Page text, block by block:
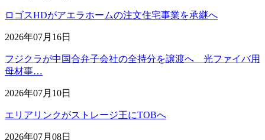
ロゴスHDがアエラホームの注文住宅事業を承継へ
2026年07月16日
フジクラが中国合弁子会社の全持分を譲渡へ 光ファイバ用
母材事…
2026年07月10日
エリアリンクがストレージ王にTOBへ
2026年07月08日